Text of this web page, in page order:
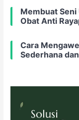
Membuat
Obat Anti
Cara
Sederhana